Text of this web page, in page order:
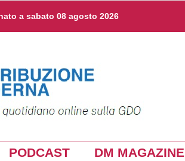
a sabato 08 agosto 2026
PODCAST DM MAGAZINE